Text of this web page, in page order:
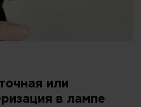
или
в лампе